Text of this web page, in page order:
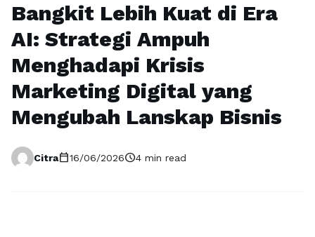
Bangkit Lebih Kuat di Era
AI: Strategi Ampuh
Menghadapi Krisis
Marketing Digital yang
Mengubah Lanskap Bisnis
Citracalendar_today16/06/2026schedule4 min read